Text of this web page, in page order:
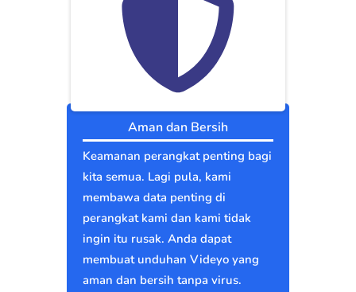
Aman dan Bersih
Keamanan perangkat penting bagi
kita semua. Lagi pula, kami
membawa data penting di
perangkat kami dan kami tidak
ingin itu rusak. Anda dapat
membuat unduhan Videyo yang
aman dan bersih tanpa virus.